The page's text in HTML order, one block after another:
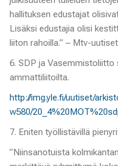
hallituksen edustajat
Lisäksi edustajia olisi
liiton rahoilla.” – Mtv-uutiset
6. SDP ja Vasemmistoliitto
ammattiliitoilta.
http://img.yle.fi/uutiset/
w580/
7. Eniten työllistävillä
”Niinsanotuista